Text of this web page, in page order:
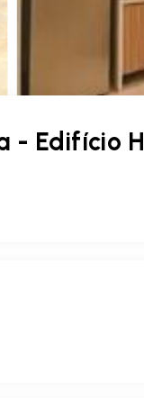
- Edifício